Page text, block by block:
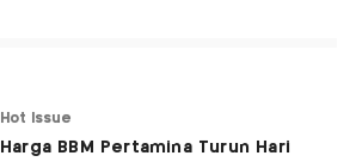
Hot Issue
Harga BBM Pertamina Turun Hari